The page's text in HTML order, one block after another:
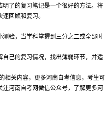
了的复习笔记是一个很好的方法。将
回顾和复习。
验，当学科掌握到三分之二或全部时
己的复习情况，找出薄弱环节，并适
相关内容，更多河南自考信息，考生可
河南自考网微信公众号，了解更多河